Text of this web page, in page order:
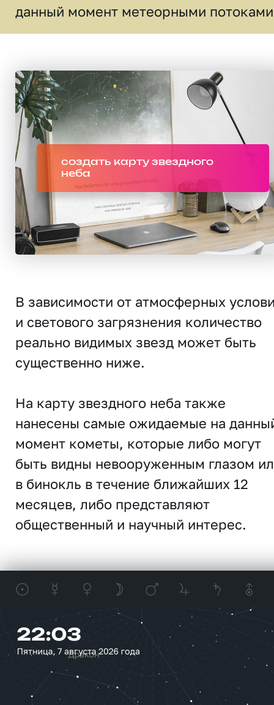
данный момент метеорными
создать карту звездного
неба
В зависимости от атмосферных
и светового загрязнения количество
реально видимых звезд может быть
существенно ниже.
На карту звездного неба также
нанесены самые ожидаемые на
момент кометы, которые либо могут
быть видны невооруженным глазом
в бинокль в течение ближайших 12
месяцев, либо представляют
общественный и научный интерес.